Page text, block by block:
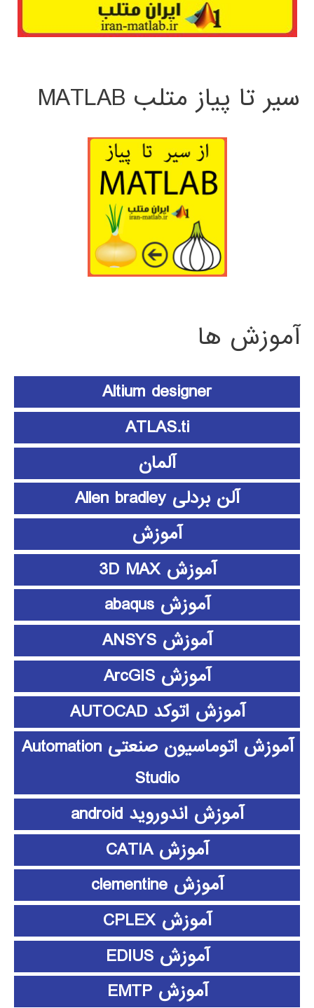
سیر تا پیاز متلب MATLAB
آموزش ها
Altium designer
ATLAS.ti
آلمان
آلن بردلی Allen bradley
آموزش
آموزش 3D MAX
آموزش abaqus
آموزش ANSYS
آموزش ArcGIS
آموزش اتوکد AUTOCAD
آموزش اتوماسیون صنعتی Automation
Studio
آموزش اندوروید android
آموزش CATIA
آموزش clementine
آموزش CPLEX
آموزش EDIUS
آموزش EMTP